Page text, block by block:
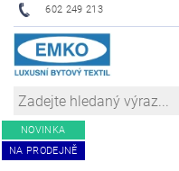
602 249 213
NOVINKA
NA PRODEJNĚ